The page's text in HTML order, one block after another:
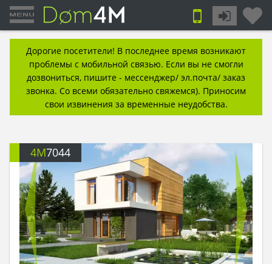
Дорогие посетители! В последнее время возникают
проблемы с мобильной связью. Если вы не смогли
дозвониться, пишите - мессенджер/ эл.почта/ заказ
звонка. Со всеми обязательно свяжемся). Приносим
свои извинения за временные неудобства.
4M7044